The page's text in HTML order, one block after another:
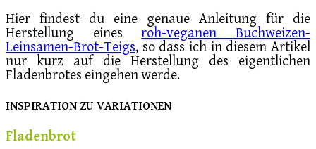
Hier findest du eine genaue Anleitung für die
Herstellung einesroh-veganen Buchweizen-
Leinsamen-Brot-Teigs, so dass ich in diesem Artikel
nur kurz auf die Herstellung des eigentlichen
Fladenbrotes eingehen werde.
INSPIRATION ZU VARIATIONEN
Fladenbrot